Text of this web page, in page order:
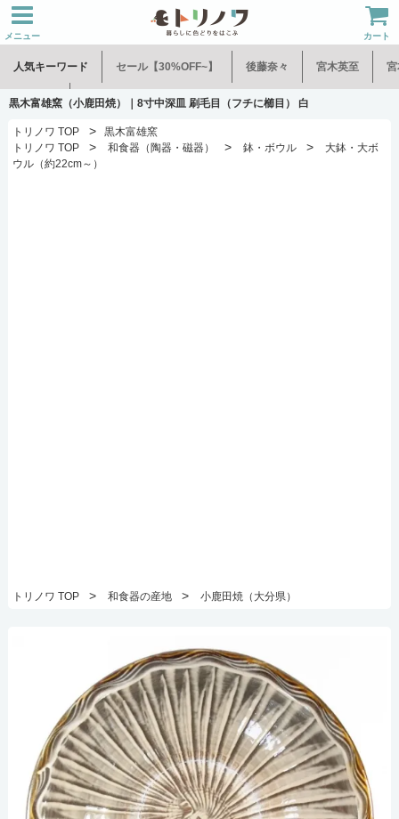
メニュー カート
人気キーワード セール【30%OFF~】 後藤奈々 宮木英至 宮
水谷和音 児玉修治
黒木富雄窯（小鹿田焼）｜8寸中深皿 刷毛目（フチに櫛目） 白
トリノワ TOP >
黒木富雄窯
トリノワ TOP
> 和食器（陶器・磁器） > 鉢・ボウル >
大鉢・大ボ
ウル（約22cm～）
トリノワ TOP > 和食器の産地 > 小鹿田焼（大分県）